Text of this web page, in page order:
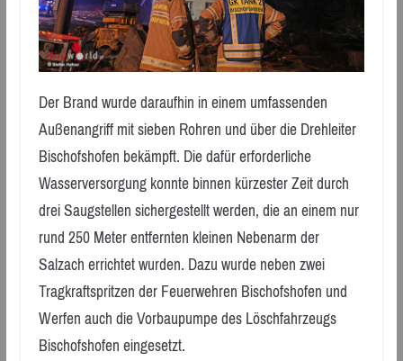
Der Brand wurde daraufhin in einem umfassenden
Außenangriff mit sieben Rohren und über die Drehleiter
Bischofshofen bekämpft. Die dafür erforderliche
Wasserversorgung konnte binnen kürzester Zeit durch
drei Saugstellen sichergestellt werden, die an einem nur
rund 250 Meter entfernten kleinen Nebenarm der
Salzach errichtet wurden. Dazu wurde neben zwei
Tragkraftspritzen der Feuerwehren Bischofshofen und
Werfen auch die Vorbaupumpe des Löschfahrzeugs
Bischofshofen eingesetzt.